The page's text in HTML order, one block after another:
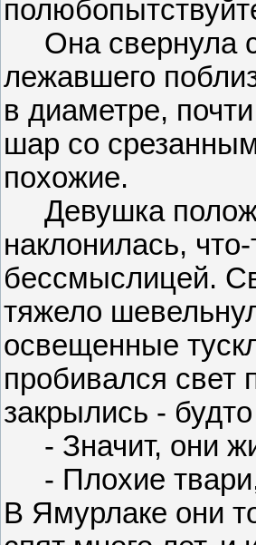
Она свернула с
лежавшего
в диаметре,
шар со
похожие.
Девушка
наклонилась,
бессмыслицей.
тяжело
освещенные
пробивался свет
закрылись -
- Значит, они
- Плохие твари,
В Ямурлаке они